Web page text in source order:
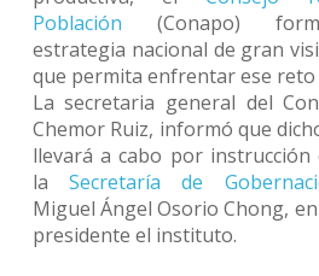
Población (Conapo)
estrategia nacional de gran
que permita enfrentar ese reto
La secretaria general del
Chemor Ruiz, informó que
llevará a cabo por
laSecretaría de
Miguel Ángel Osorio Chong,
presidente el instituto.